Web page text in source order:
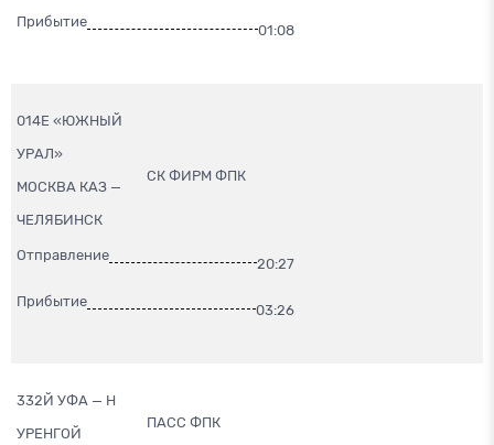
Прибытие
01:08
014Е «ЮЖНЫЙ
УРАЛ»
МОСКВА КАЗ —
ЧЕЛЯБИНСК
СК ФИРМ ФПК
Отправление
20:27
Прибытие
03:26
332Й УФА — Н
УРЕНГОЙ
ПАСС ФПК